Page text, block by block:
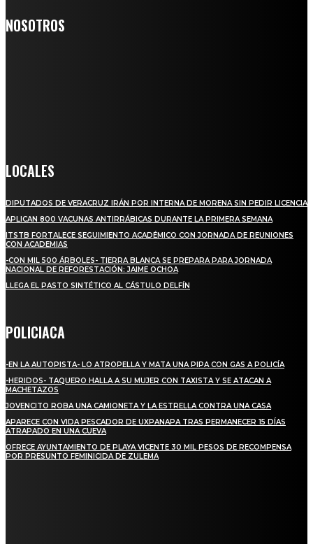
NOSOTROS
LOCALES
DIPUTADOS DE VERACRUZ IRÁN POR INTERNA DE MORENA SIN PEDIR LICENCIA
APLICAN 800 VACUNAS ANTIRRÁBICAS DURANTE LA PRIMERA SEMANA
ITSTB FORTALECE SEGUIMIENTO ACADÉMICO CON JORNADA DE REUNIONES
CON ACADEMIAS
-CON MIL 500 ÁRBOLES- TIERRA BLANCA SE PREPARA PARA JORNADA
NACIONAL DE REFORESTACIÓN: JAIME OCHOA
LLEGA EL PASTO SINTÉTICO AL CÁSTULO DELFÍN
POLICIACA
-EN LA AUTOPISTA- LO ATROPELLA Y MATA UNA PIPA CON GAS A POLICÍA
-HERIDOS- TAQUERO HALLA A SU MUJER CON TAXISTA Y SE ATACAN A
MACHETAZOS
JOVENCITO ROBA UNA CAMIONETA Y LA ESTRELLA CONTRA UNA CASA
APARECE CON VIDA PESCADOR DE UXPANAPA TRAS PERMANECER 15 DÍAS
ATRAPADO EN UNA CUEVA
OFRECE AYUNTAMIENTO DE PLAYA VICENTE 30 MIL PESOS DE RECOMPENSA
POR PRESUNTO FEMINICIDA DE ZULEMA